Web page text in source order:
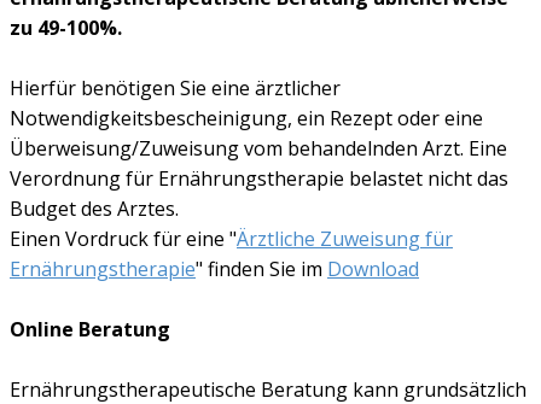
zu 49-100%.
Hierfür benötigen Sie eine ärztlicher
Notwendigkeitsbescheinigung, ein Rezept oder eine
Überweisung/Zuweisung vom behandelnden Arzt. Eine
Verordnung für Ernährungstherapie belastet nicht das
Budget des Arztes.
Einen Vordruck für eine "Ärztliche Zuweisung für
Ernährungstherapie" finden Sie im Download
Online Beratung
Ernährungstherapeutische Beratung kann grundsätzlich